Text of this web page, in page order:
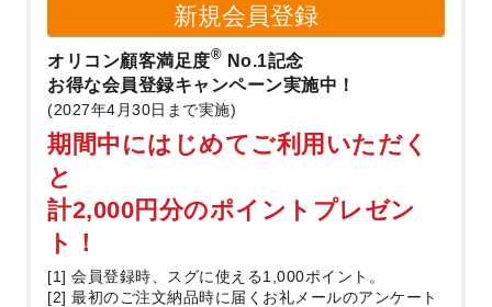
新規会員登録
オリコン顧客満足度® No.1記念
お得な会員登録キャンペーン実施中！
(2027年4月30日まで実施)
期間中にはじめてご利用いただく
と
計2,000円分のポイントプレゼン
ト！
[1] 会員登録時、スグに使える1,000ポイント。
[2] 最初のご注文納品時に届くお礼メールのアンケート